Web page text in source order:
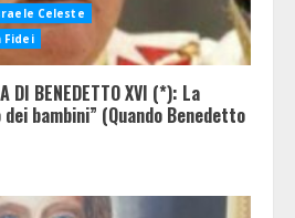
Celeste
Fidei
DI BENEDETTO XVI (*): La
bambini” (Quando Benedetto